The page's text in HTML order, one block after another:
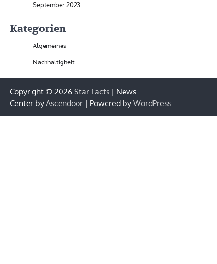
September 2023
Kategorien
Algemeines
Nachhaltigheit
Copyright © 2026 Star Facts | News
Center by Ascendoor | Powered by WordPress